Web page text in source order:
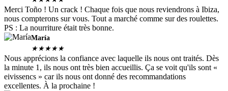
Merci Toño ! Un crack ! Chaque fois que nous reviendrons à Ibiza,
nous compterons sur vous. Tout a marché comme sur des roulettes.
PS : La nourriture était très bonne.
María
★★★★★
Nous apprécions la confiance avec laquelle ils nous ont traités. Dès
la minute 1, ils nous ont très bien accueillis. Ça se voit qu'ils sont «
eivissencs » car ils nous ont donné des recommandations
excellentes. À la prochaine !